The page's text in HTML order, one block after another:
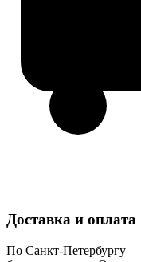
Доставка и оплата
По Санкт-Петербургу —